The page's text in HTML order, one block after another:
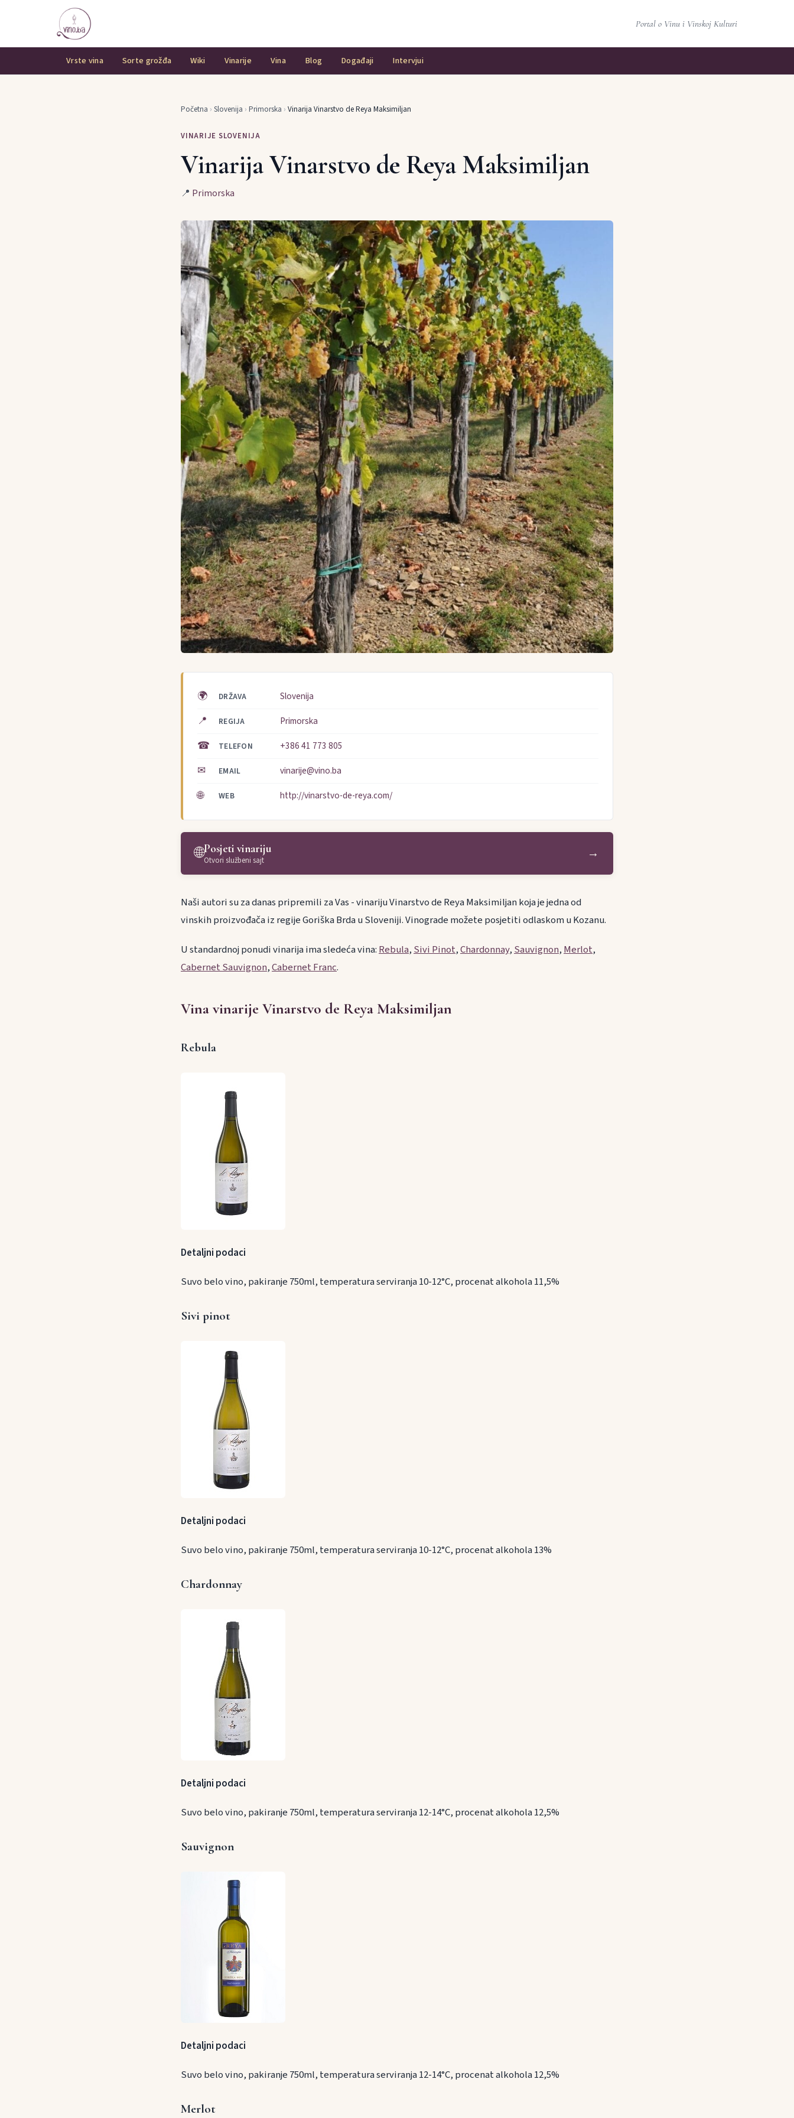
Portal o Vinu i Vinskoj Kulturi
Vrste vina Sorte grožđa Wiki Vinarije Vina Blog Događaji Intervjui
Početna › Slovenija › Primorska › Vinarija Vinarstvo de Reya Maksimiljan
VINARIJE SLOVENIJA
Vinarija Vinarstvo de Reya Maksimiljan
📍 Primorska
🌍 DRŽAVA Slovenija
📍 REGIJA Primorska
☎ TELEFON +386 41 773 805
✉ EMAIL vinarije@vino.ba
🌐 WEB http://vinarstvo-de-reya.com/
🌐Posjeti vinariju
Otvori službeni sajt →
Naši autori su za danas pripremili za Vas - vinariju Vinarstvo de Reya Maksimiljan koja je jedna od
vinskih proizvođača iz regije Goriška Brda u Sloveniji. Vinograde možete posjetiti odlaskom u Kozanu.
U standardnoj ponudi vinarija ima sledeća vina: Rebula, Sivi Pinot,Chardonnay, Sauvignon, Merlot,
Cabernet Sauvignon,Cabernet Franc.
Vina vinarije Vinarstvo de Reya Maksimiljan
Rebula
Detaljni podaci
Suvo belo vino, pakiranje 750ml, temperatura serviranja 10-12°C, procenat alkohola 11,5%
Sivi pinot
Detaljni podaci
Suvo belo vino, pakiranje 750ml, temperatura serviranja 10-12°C, procenat alkohola 13%
Chardonnay
Detaljni podaci
Suvo belo vino, pakiranje 750ml, temperatura serviranja 12-14°C, procenat alkohola 12,5%
Sauvignon
Detaljni podaci
Suvo belo vino, pakiranje 750ml, temperatura serviranja 12-14°C, procenat alkohola 12,5%
Merlot